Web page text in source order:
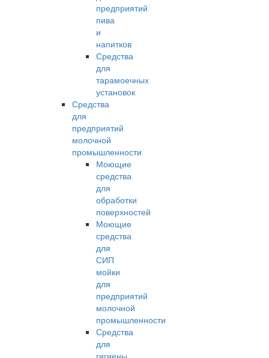
предприятий
пива
и
напитков
Средства
для
тарамоечных
установок
Средства
для
предприятий
молочной
промышленности
Моющие
средства
для
обработки
поверхностей
Моющие
средства
для
СИП
мойки
для
предприятий
молочной
промышленности
Средства
для
гигиены